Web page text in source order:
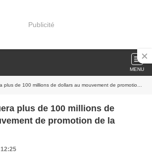
Publicité
MENU
de 100 millions de dollars au mouvement de promotion de la #pédophilie
plus de 100 millions de
de promotion de la